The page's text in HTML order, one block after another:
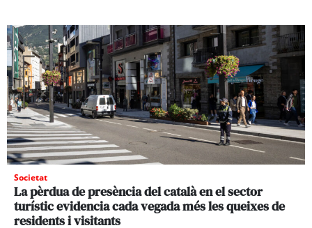
Societat
La pèrdua de presència del català en el sector
turístic evidencia cada vegada més les queixes de
residents i visitants